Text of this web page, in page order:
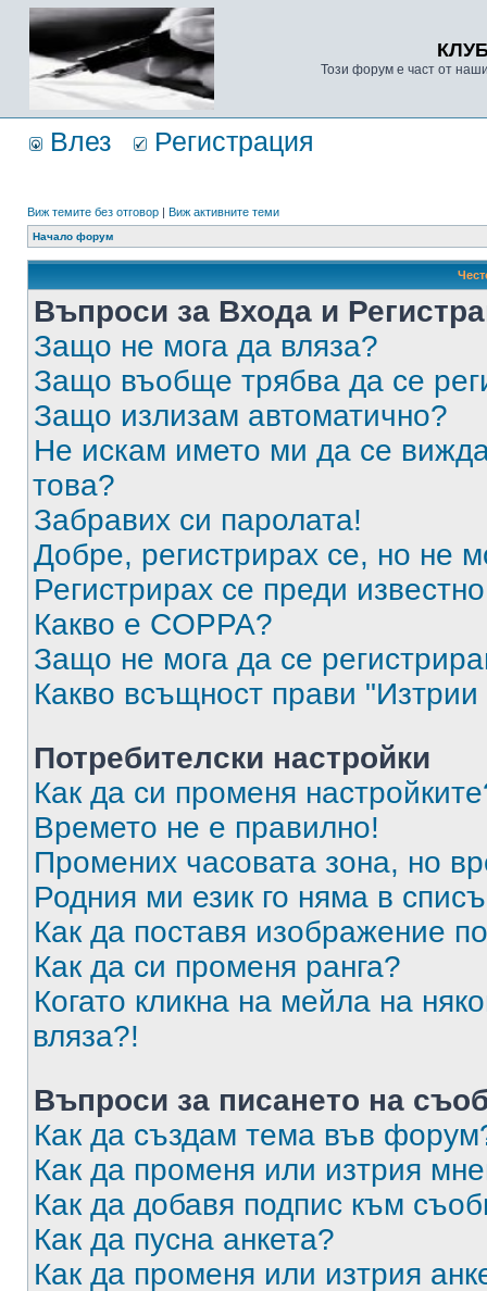
Този форум е част от
Влез Регистрация
Виж темите без отговор | Виж активните теми
Начало форум
Въпроси за Входа и
Защо не мога да вляза?
Защо въобще трябва да се
Защо излизам автоматично?
Не искам името ми да се
това?
Забравих си паролата!
Добре, регистрирах се, но не
Регистрирах се преди
Какво е COPPA?
Защо не мога да се
Какво всъщност прави "Изтрии
Потребителски настройки
Как да си променя
Времето не е правилно!
Промених часовата зона, но
Родния ми език го няма в
Как да поставя изображение
Как да си променя ранга?
Когато кликна на мейла на
вляза?!
Въпроси за писането на
Как да създам тема във
Как да променя или изтрия
Как да добавя подпис към
Как да пусна анкета?
Как да променя или изтрия